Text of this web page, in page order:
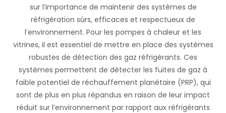
sur l’importance de maintenir des systèmes de
réfrigération sûrs, efficaces et respectueux de
l’environnement. Pour les pompes à chaleur et les
vitrines, il est essentiel de mettre en place des systèmes
robustes de détection des gaz réfrigérants. Ces
systèmes permettent de détecter les fuites de gaz à
faible potentiel de réchauffement planétaire (PRP), qui
sont de plus en plus répandus en raison de leur impact
réduit sur l’environnement par rapport aux réfrigérants